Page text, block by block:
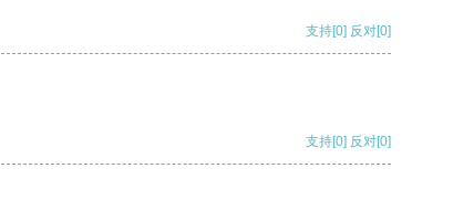
支持[0] 反对[0]
支持[0] 反对[0]